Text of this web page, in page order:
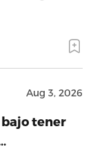
Aug 3, 2026
bajo tener